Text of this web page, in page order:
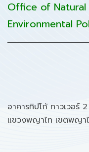
Office of Natural
Environmental
อาคารทิปโก้ ทาวเวอร์
แขวงพญาไท เขตพญา